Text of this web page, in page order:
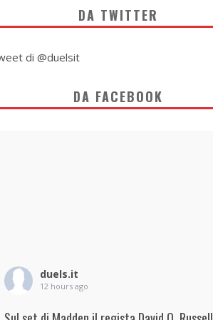
DA TWITTER
di @duelsit
DA FACEBOOK
duels.it
12 hours ago